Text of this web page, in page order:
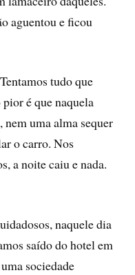
aguentou e ficou
tudo que
é que naquela
nem uma alma sequer
o carro. Nos
a noite caiu e nada.
naquele dia
saí­do do hotel em
sociedade